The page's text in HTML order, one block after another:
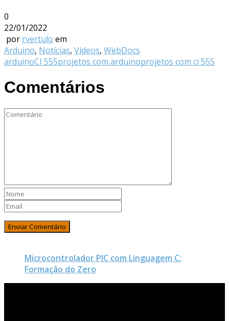
0
22/01/2022
por rvertulo em
Arduino, Notícias, Vídeos, WebDocs
arduinoCI 555projetos com arduinoprojetos com ci 555
Comentários
Microcontrolador PIC com Linguagem C:
Formação do Zero